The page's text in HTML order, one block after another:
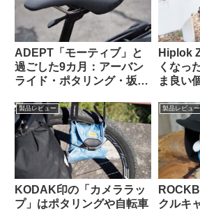
ADEPT「モーティブ」と
過ごした9カ月：アーバン
ライド・ポタリング・坂道
ノーズサドル
Hiplok
くなっ
ま良い
製品レビュー
KODAK印の「カメララッ
プ」はポタリングや自転車
製品レビュー
クルキ